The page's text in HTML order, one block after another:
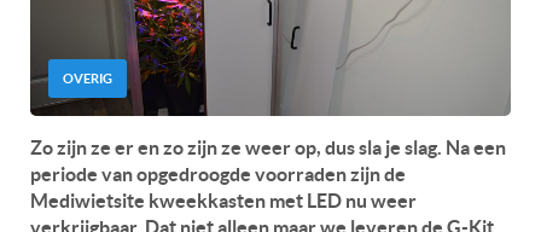
OVERIG
Zo zijn ze er en zo zijn ze weer op, dus sla je slag. Na een
periode van opgedroogde voorraden zijn de
Mediwietsite kweekkasten met LED nu weer
verkrijgbaar. Dat niet alleen maar we leveren de G-Kit